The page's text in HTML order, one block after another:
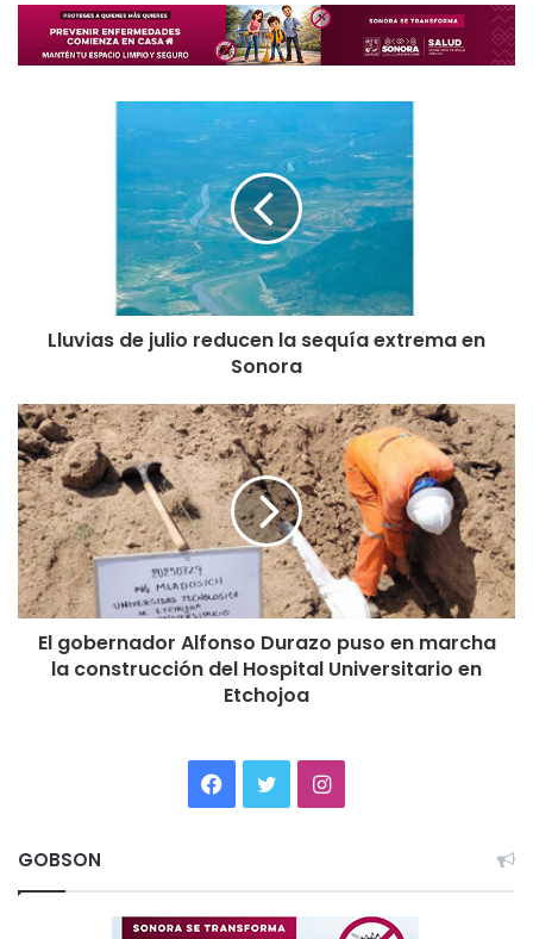
Lluvias de julio reducen la sequía extrema en
Sonora
El gobernador Alfonso Durazo puso en marcha
la construcción del Hospital Universitario en
Etchojoa
Facebook
TwitterInstagram
GOBSON